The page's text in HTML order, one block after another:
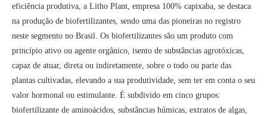
eficiência produtiva, a Litho Plant, empresa 100% capixaba, se destaca
na produção de biofertilizantes, sendo uma das pioneiras no registro
neste segmento no Brasil. Os biofertilizantes são um produto com
princípio ativo ou agente orgânico, isento de substâncias agrotóxicas,
capaz de atuar, direta ou indiretamente, sobre o todo ou parte das
plantas cultivadas, elevando a sua produtividade, sem ter em conta o seu
valor hormonal ou estimulante. É subdivido em cinco grupos:
biofertilizante de aminoácidos, substâncias húmicas, extratos de algas,